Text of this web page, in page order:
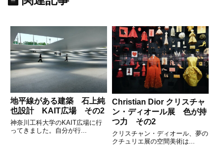
地平線がある建築 石上純
也設計 KAIT広場 その2
神奈川工科大学のKAIT広場に行
ってきました。自分が行...
Christian Dior クリスチャ
ン・ディオール展 色が持
つ力 その2
クリスチャン・ディオール、夢の
クチュリエ展の空間美術は...